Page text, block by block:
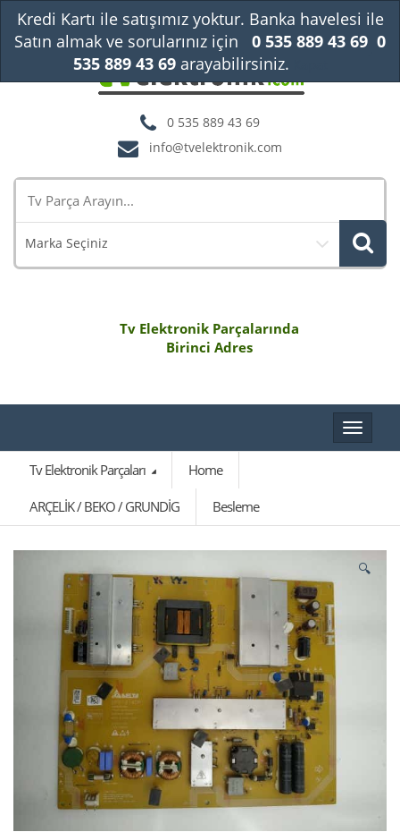
0 535 889 43 69
info@tvelektronik.com
Marka Seçiniz
Tv Elektronik Parçalarında
Birinci Adres
Toggle
Tv Elektronik Parçaları
Home
ARÇELİK / BEKO / GRUNDİG Besleme
🔍
Kredi Kartı ile satışımız yoktur. Banka havelesi ile
Satın almak ve sorularınız için
0 535 889 43 69 0
535 889 43 69arayabilirsiniz.